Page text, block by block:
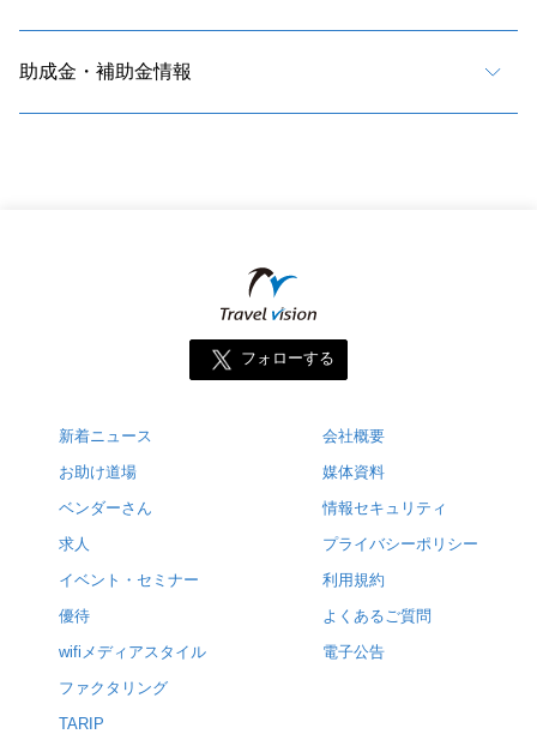
助成金・補助金情報
フォローする
新着ニュース
お助け道場
ベンダーさん
求人
イベント・セミナー
優待
wifiメディアスタイル
ファクタリング
TARIP
会社概要
媒体資料
情報セキュリティ
プライバシーポリシー
利用規約
よくあるご質問
電子公告